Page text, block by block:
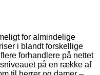
for almindelige
i blandt forskellige
forhandlere på nettet
på en række af